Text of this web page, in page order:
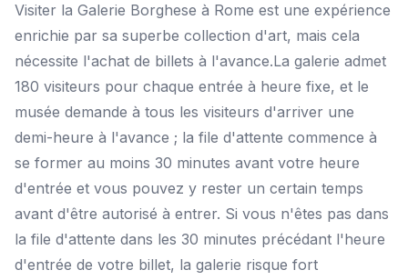
Visiter la Galerie Borghese à Rome est une expérience
enrichie par sa superbe collection d'art, mais cela
nécessite l'achat de billets à l'avance.‍La galerie admet
180 visiteurs pour chaque entrée à heure fixe, et le
musée demande à tous les visiteurs d'arriver une
demi-heure à l'avance ; la file d'attente commence à
se former au moins 30 minutes avant votre heure
d'entrée et vous pouvez y rester un certain temps
avant d'être autorisé à entrer. Si vous n'êtes pas dans
la file d'attente dans les 30 minutes précédant l'heure
d'entrée de votre billet, la galerie risque fort